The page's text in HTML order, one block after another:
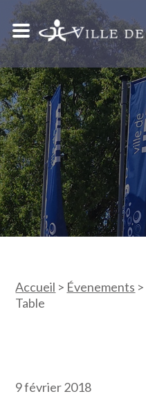
Accueil > Évenements >
Table
9 février 2018